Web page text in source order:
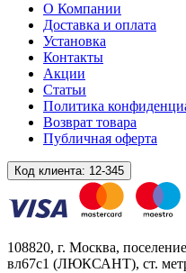
О Компании
Доставка и оплата
Установка
Контакты
Акции
Статьи
Политика
Возврат товара
Публичная оферта
Код клиента: 12-345
108820, г. Москва,
вл67с1 (ЛЮКСАНТ), ст.